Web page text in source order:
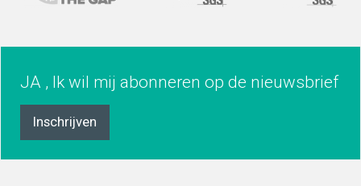
JA , Ik wil mij abonneren op de nieuwsbrief
Inschrijven